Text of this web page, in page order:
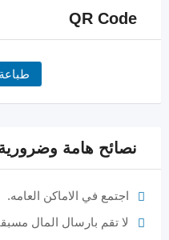
QR Code
طباعة QR Code
نصائح هامة
اجتمع في الاماكن العامه.
لا تقم بارسال المال